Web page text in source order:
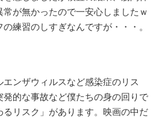
が無かったので一安心しましたｗ
練習のしすぎなんですが・・・。
ンザウィルスなど感染症のリス
発的な事故など僕たちの身の回りで
リスク」があります。映画の中だ